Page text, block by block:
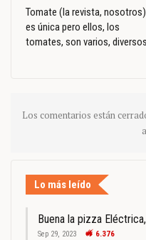
Tomate (la revista, nosotros)
es única pero ellos, los
tomates, son varios, diversos
Los comentarios están
Lo más leído
Buena la pizza
Sep 29, 2023 6.376